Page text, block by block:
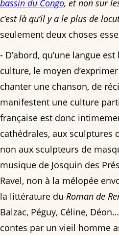
bassin du Congo, et non sur
c’est là qu’il y a le plus de
seulement deux choses
- D’abord, qu’une langue est
culture, le moyen
chanter une chanson, de
manifestent une culture
française est donc
cathédrales, aux sculptures
non aux sculpteurs de
musique de Josquin des
Ravel, non à la mélopée
la littérature du Roman de
Balzac, Péguy, Céline,
contes par un vieil homme